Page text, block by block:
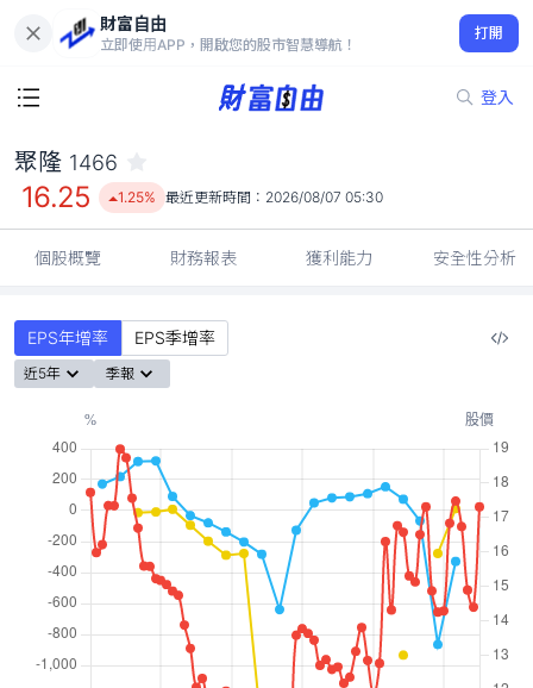
財富自由
立即使用APP，開啟您的股市智慧導航！
打開
登入
16.25
1.25%
聚隆 1466
16.25 1.25% 最近更新時間： 2026/08/07 05:30
個股概覽 財務報表 獲利能力 安全性分析
EPS年增率 EPS季增率
近5年 季報